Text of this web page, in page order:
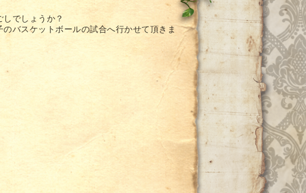
でしょうか？
バスケットボールの試合へ行かせて頂きま